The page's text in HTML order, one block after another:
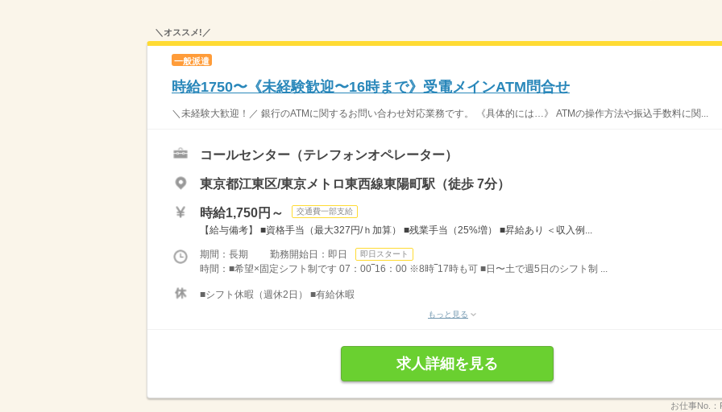
＼オススメ!／
一般派遣
時給1750〜《未経験歓迎〜16時まで》受電メインATM問合せ
＼未経験大歓迎！／ 銀行のATMに関するお問い合わせ対応業務です。 《具体的には…》 ATMの操作方法や振込手数料に関...
コールセンター（テレフォンオペレーター）
東京都江東区/東京メトロ東西線東陽町駅（徒歩 7分）
時給1,750円～ 交通費一部支給
【給与備考】 ■資格手当（最大327円/ｈ加算） ■残業手当（25%増） ■昇給あり ＜収入例...
期間：長期 勤務開始日：即日 即日スタート
時間：■希望×固定シフト制です 07：00‾16：00 ※8時‾17時も可 ■日〜土で週5日のシフト制 ...
■シフト休暇（週休2日） ■有給休暇
もっと見る
求人詳細を見る
お仕事No.：